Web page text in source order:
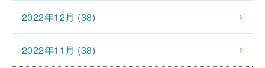
2022年12月 (38)
2022年11月 (38)